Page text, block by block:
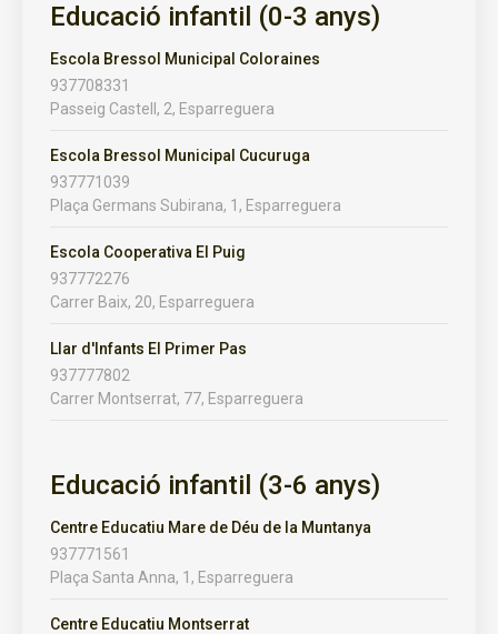
Educació infantil (0-3 anys)
Escola Bressol Municipal Coloraines
937708331
Passeig Castell, 2, Esparreguera
Escola Bressol Municipal Cucuruga
937771039
Plaça Germans Subirana, 1, Esparreguera
Escola Cooperativa El Puig
937772276
Carrer Baix, 20, Esparreguera
Llar d'Infants El Primer Pas
937777802
Carrer Montserrat, 77, Esparreguera
Educació infantil (3-6 anys)
Centre Educatiu Mare de Déu de la Muntanya
937771561
Plaça Santa Anna, 1, Esparreguera
Centre Educatiu Montserrat